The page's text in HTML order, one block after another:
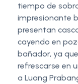
tiempo de
impresionante
presentan
cayendo en
bañador, ya
refrescarse en
a Luang